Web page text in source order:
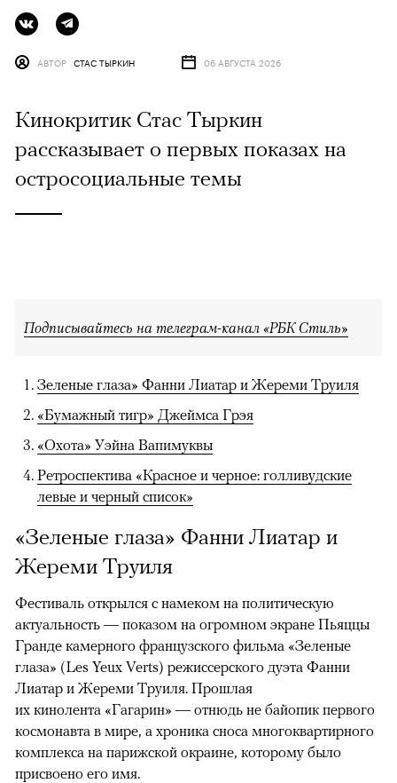
АВТОР СТАС ТЫРКИН 06 АВГУСТА 2026
Кинокритик Стас Тыркин
рассказывает о первых показах на
остросоциальные темы
Подписывайтесь на телеграм-канал «РБК Стиль»
Зеленые глаза» Фанни Лиатар и Жереми Труиля
«Бумажный тигр» Джеймса Грэя
«Охота» Уэйна Вапимуквы
Ретроспектива «Красное и черное: голливудские
левые и черный список»
«Зеленые глаза» Фанни Лиатар и
Жереми Труиля
Фестиваль открылся с намеком на политическую
актуальность — показом на огромном экране Пьяццы
Гранде камерного французского фильма «Зеленые
глаза» (Les Yeux Verts) режиссерского дуэта Фанни
Лиатар и Жереми Труиля. Прошлая
их кинолента «Гагарин» — отнюдь не байопик первого
космонавта в мире, а хроника сноса многоквартирного
комплекса на парижской окраине, которому было
присвоено его имя.